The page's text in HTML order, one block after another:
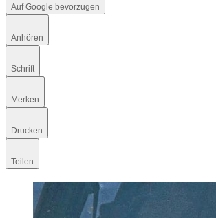
Auf Google bevorzugen
Anhören
Schrift
Merken
Drucken
Teilen